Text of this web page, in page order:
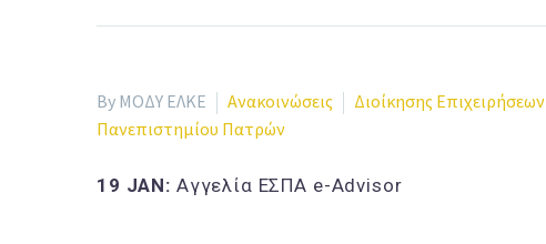
By ΜΟΔΥ ΕΛΚΕ Ανακοινώσεις Διοίκησης Επιχειρήσεων
Πανεπιστημίου Πατρών
19 JAN: Αγγελία ΕΣΠΑ e-Advisor